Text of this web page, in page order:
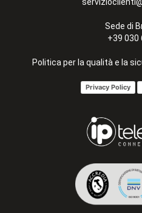
Sede di
+39 030
Politica per la qualità e la
Privacy Policy